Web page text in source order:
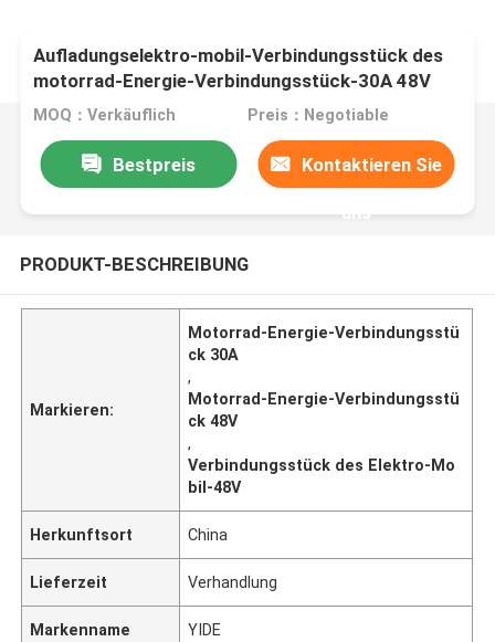
Aufladungselektro-mobil-Verbindungsstück des
motorrad-Energie-Verbindungsstück-30A 48V
MOQ：Verkäuflich Preis：Negotiable
Bestpreis Kontaktieren Sie
uns
PRODUKT-BESCHREIBUNG
Markieren:
Motorrad-Energie-Verbindungsstü
ck 30A
,
Motorrad-Energie-Verbindungsstü
ck 48V
,
Verbindungsstück des Elektro-Mo
bil-48V
Herkunftsort China
Lieferzeit Verhandlung
Markenname YIDE